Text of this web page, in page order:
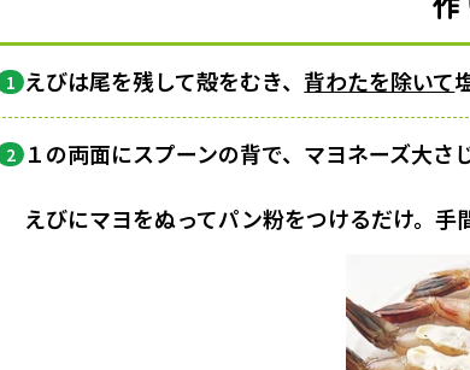
1 えびは尾を残して殻をむき、 背わたを除いて
2 １の両面にスプーンの背で、マヨネーズ大さ
えびにマヨをぬってパン粉をつけるだけ。手